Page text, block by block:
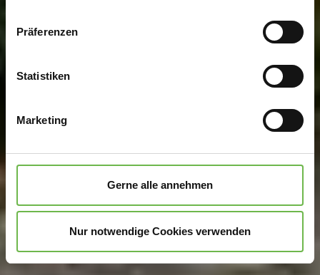
Informationen über Ihre geografische Lage
können
bestimmten Merkmalen (Fingerprinting) identifizieren
Erfahren Sie mehr darüber, wie Ihre persönlichen Daten
Abschnitt Einzelheitenfest.
personalisieren, Funktionen für soziale Medien anbieten
zu können und die Zugriffe auf unsere Website zu
analysieren.Danke, dass Sie uns in unserer Arbeit
unterstützen!
Präferenzen
Statistiken
Marketing
Gerne alle annehmen
Nur notwendige Cookies verwenden